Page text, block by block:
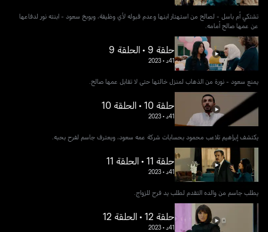
تشتكي أم باسل - لصالح من استهتار ابنها وعدم قبوله ﻷي وظيفة، ويوبخ سعود - ابنته نور لدفاعها
عن عمها صالح أمامه.
حلقة 9 • الحلقة 9
41د •
2023
يمنع سعود - نورة من الذهاب لمنزل خالتها حتى لا تقابل عمها صالح.
حلقة 10 • الحلقة 10
41د •
2023
يكتشف إبراهيم تلاعب محمود بحسابات شركة عمه سعود، ويعترف جاسم لفرح بحبه.
حلقة 11 • الحلقة 11
41د •
2023
يطلب جاسم من والده التقدم لطلب يد فرح للزواج.
حلقة 12 • الحلقة 12
41د •
2023